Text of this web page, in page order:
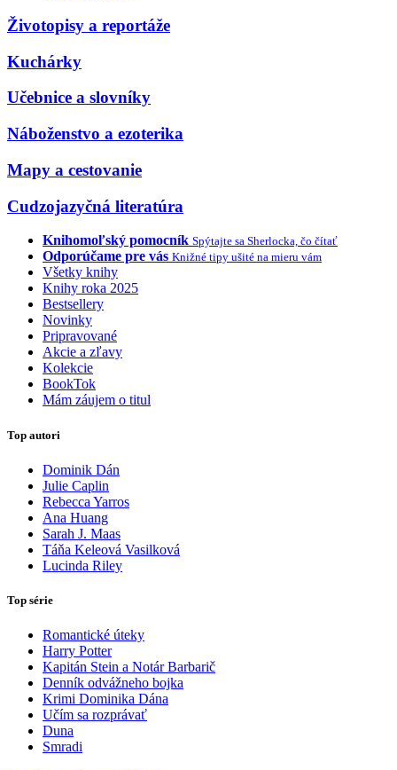
Životopisy a reportáže
Kuchárky
Učebnice a slovníky
Náboženstvo a ezoterika
Mapy a cestovanie
Cudzojazyčná literatúra
Knihomoľský pomocník Spýtajte sa Sherlocka, čo čítať
Odporúčame pre vás Knižné tipy ušité na mieru vám
Všetky knihy
Knihy roka 2025
Bestsellery
Novinky
Pripravované
Akcie a zľavy
Kolekcie
BookTok
Mám záujem o titul
Top autori
Dominik Dán
Julie Caplin
Rebecca Yarros
Ana Huang
Sarah J. Maas
Táňa Keleová Vasilková
Lucinda Riley
Top série
Romantické úteky
Harry Potter
Kapitán Stein a Notár Barbarič
Denník odvážneho bojka
Krimi Dominika Dána
Učím sa rozprávať
Duna
Smradi